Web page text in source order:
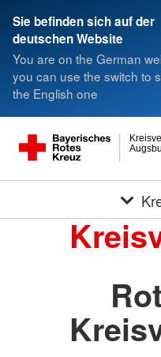
Sie befinden sich auf der
deutschen Website
You are on the German
you can use the switch to
the English one